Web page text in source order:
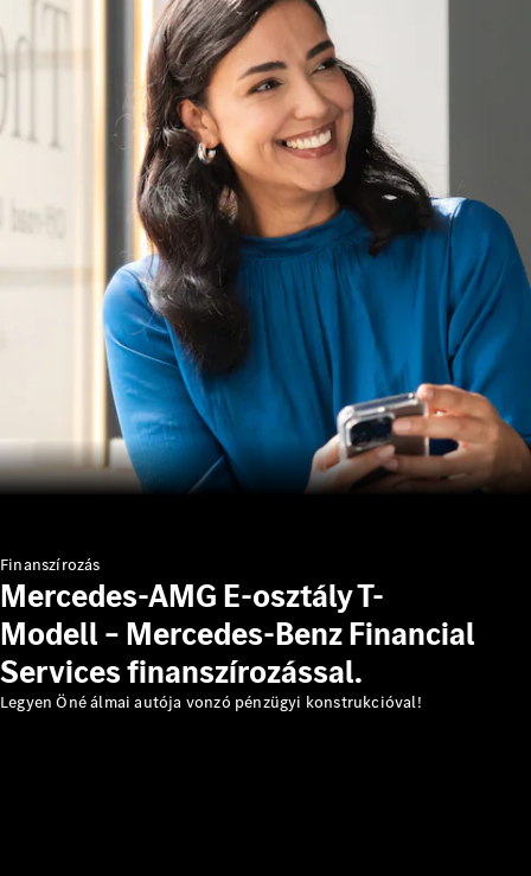
Mercedes-
Mercedes-
AMG
Mercedes-
Maybach
Stílust
teremtünk
Technológia
és
innovációk
Vezetéstámogató
rendszerek
MBUX
multimédia
rendszer
Rendszerfrissítések
Design és
Finanszírozás
Mercedes-AMG E-osztály T-
Modell – Mercedes-Benz Financial
Services finanszírozással.
Legyen Öné álmai autója vonzó pénzügyi konstrukcióval!